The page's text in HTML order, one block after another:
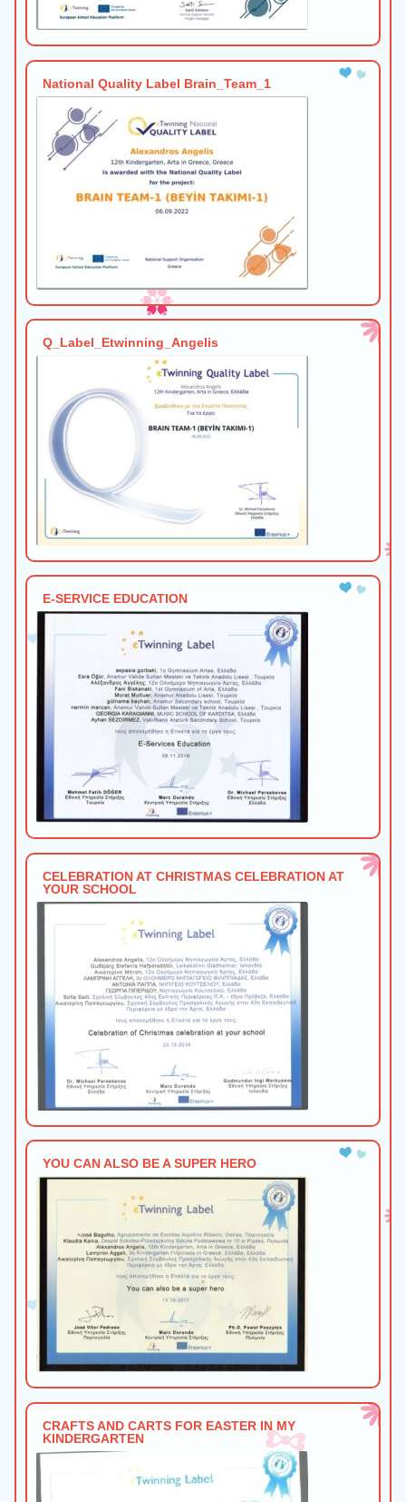
National Quality Label Brain_Team_1
Q_Label_Etwinning_Angelis
E-SERVICE EDUCATION
CELEBRATION AT CHRISTMAS CELEBRATION AT
YOUR SCHOOL
YOU CAN ALSO BE A SUPER HERO
CRAFTS AND CARTS FOR EASTER IN MY
KINDERGARTEN